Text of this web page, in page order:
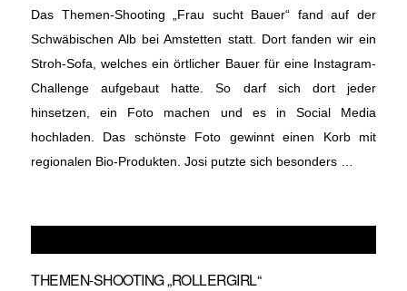
Das Themen-Shooting „Frau sucht Bauer“ fand auf der
Schwäbischen Alb bei Amstetten statt. Dort fanden wir ein
Stroh-Sofa, welches ein örtlicher Bauer für eine Instagram-
Challenge aufgebaut hatte. So darf sich dort jeder
hinsetzen, ein Foto machen und es in Social Media
hochladen. Das schönste Foto gewinnt einen Korb mit
regionalen Bio-Produkten. Josi putzte sich besonders …
THEMEN-SHOOTING „ROLLERGIRL“